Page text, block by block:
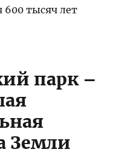
600 тысяч лет
парк –
Земли